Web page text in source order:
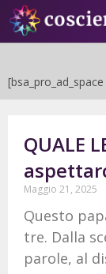
QUALE
Maggio 21, 2025
Questo
tre. Dalla
parole, al